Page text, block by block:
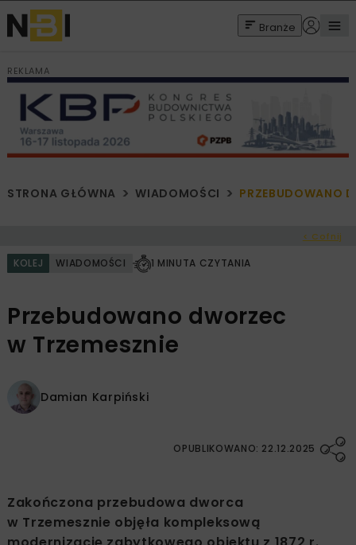
Branże
REKLAMA
STRONA GŁÓWNA WIADOMOŚCI PRZEBUDOWANO
< Cofnij
KOLEJ WIADOMOŚCI 1 MINUTA CZYTANIA
Przebudowano dworzec
w Trzemesznie
Damian Karpiński
OPUBLIKOWANO: 22.12.2025
Zakończona przebudowa dworca
w Trzemesznie objęła kompleksową